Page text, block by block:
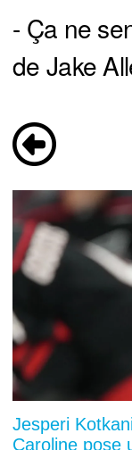
- Ça ne
de Jake
Jesperi
Caroline pose